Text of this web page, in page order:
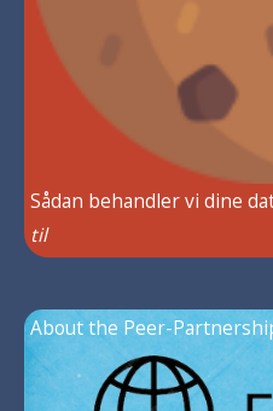
Sådan behandler vi dine
til
About the Peer-